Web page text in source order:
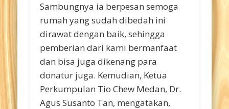
Sambungnya ia berpesan semoga
rumah yang sudah dibedah ini
dirawat dengan baik, sehingga
pemberian dari kami bermanfaat
dan bisa juga dikenang para
donatur juga. Kemudian, Ketua
Perkumpulan Tio Chew Medan, Dr.
Agus Susanto Tan, mengatakan,